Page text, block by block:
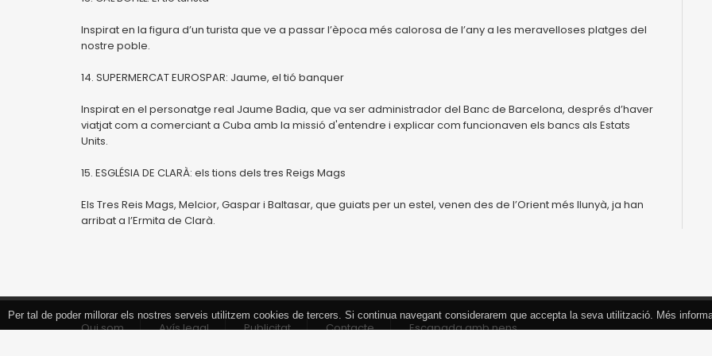
Inspirat en la figura d’un turista que ve a passar l’època més calorosa de l’any a les meravelloses platges del
nostre poble.
14. SUPERMERCAT EUROSPAR: Jaume, el tió banquer
Inspirat en el personatge real Jaume Badia, que va ser administrador del Banc de Barcelona, després d’haver
viatjat com a comerciant a Cuba amb la missió d'entendre i explicar com funcionaven els bancs als Estats
Units.
15. ESGLÉSIA DE CLARÀ: els tions dels tres Reigs Mags
Els Tres Reis Mags, Melcior, Gaspar i Baltasar, que guiats per un estel, venen des de l’Orient més llunyà, ja han
arribat a l’Ermita de Clarà.
Qui som Avís legal Publicitat Contacte Escapada amb nens
Per tal de poder millorar els nostres serveis utilitzem cookies de tercers. Si continua navegant considerarem que accepta la seva utilització. Més
Tancar